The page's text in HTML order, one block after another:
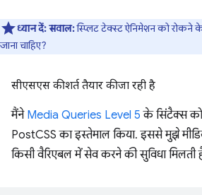
ध्यान दें:सवाल:स्प्लिट टेक्स्ट ऐनिमेशन को रोकने
जाना चाहिए?
सीएसएस की शर्त तैयार की जा रही है
मैंने Media Queries Level 5 के सिंटैक्स
PostCSS का इस्तेमाल किया. इससे मुझे
किसी वैरिएबल में सेव करने की सुविधा मिलती